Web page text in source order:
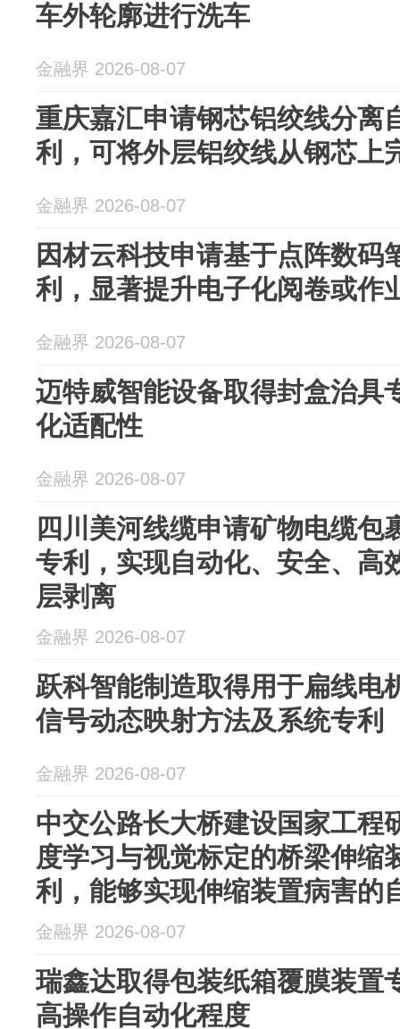
车外轮廓进行洗车
金融界 2026-08-07
重庆嘉汇申请钢芯铝绞线分离
利，可将外层铝绞线从钢芯上
金融界 2026-08-07
因材云科技申请基于点阵数码
利，显著提升电子化阅卷或作
金融界 2026-08-07
迈特威智能设备取得封盒治具
化适配性
金融界 2026-08-07
四川美河线缆申请矿物电缆包
专利，实现自动化、安全、高
层剥离
金融界 2026-08-07
跃科智能制造取得用于扁线电
信号动态映射方法及系统专利
金融界 2026-08-07
中交公路长大桥建设国家工程
度学习与视觉标定的桥梁伸缩
利，能够实现伸缩装置病害的
金融界 2026-08-07
瑞鑫达取得包装纸箱覆膜装置
高操作自动化程度